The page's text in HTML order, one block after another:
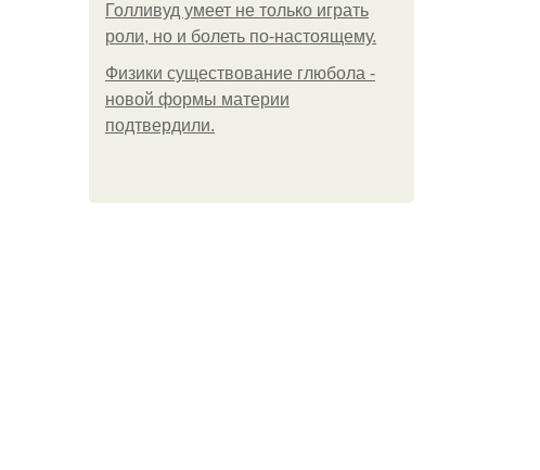
Голливуд умеет не только играть
роли, но и болеть по-настоящему.
Физики существование глюбола -
новой формы материи
подтвердили.